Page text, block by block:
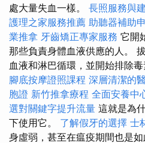
處大量失血一樣。 長照服務與
護理之家服務推薦 助聽器補助
業推拿 牙齒矯正專家服務 它開
那些負責身體血液供應的人。
血液和淋巴循環，並開始排除毒
腳底按摩證照課程 深層清潔的
胞證 新竹推拿療程 全面安養中
選對關鍵字提升流量 這就是為
下使用它。 了解假牙的選擇 士
身虛弱，甚至在瘟疫期間也是如